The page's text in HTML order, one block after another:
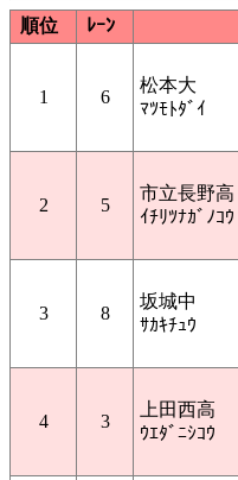
順位 ﾚｰﾝ
1 6
松本大
ﾏﾂﾓﾄﾀﾞｲ
2 5
市立長野高
ｲﾁﾘﾂﾅｶﾞﾉｺｳ
3 8
坂城中
ｻｶｷﾁｭｳ
4 3
上田西高
ｳｴﾀﾞﾆｼｺｳ